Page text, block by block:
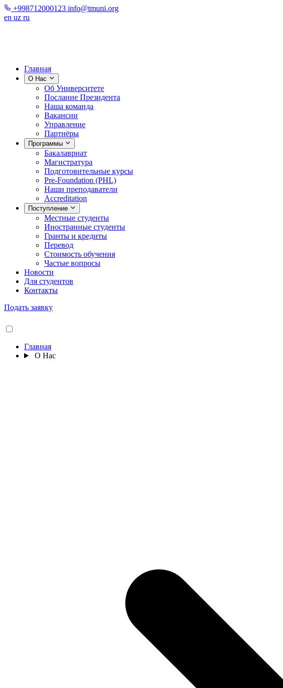
+998712000123 info@tmuni.org
en uz ru
Главная
О Нас
Об Университете
Послание Президента
Наша команда
Вакансии
Управление
Партнёры
Программы
Бакалавриат
Магистратура
Подготовительные курсы
Pre-Foundation (PHL)
Наши преподаватели
Accreditation
Поступление
Местные студенты
Иностранные студенты
Гранты и кредиты
Перевод
Стоимость обучения
Частые вопросы
Новости
Для студентов
Контакты
Подать заявку
Главная
О Нас